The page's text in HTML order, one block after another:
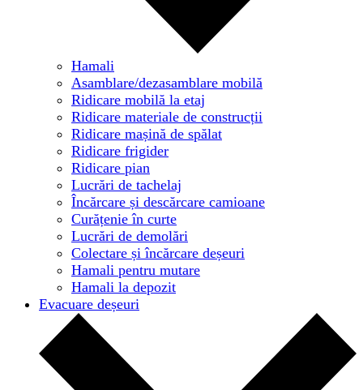
Hamali
Asamblare/dezasamblare mobilă
Ridicare mobilă la etaj
Ridicare materiale de construcții
Ridicare mașină de spălat
Ridicare frigider
Ridicare pian
Lucrări de tachelaj
Încărcare și descărcare camioane
Curățenie în curte
Lucrări de demolări
Colectare și încărcare deșeuri
Hamali pentru mutare
Hamali la depozit
Evacuare deșeuri